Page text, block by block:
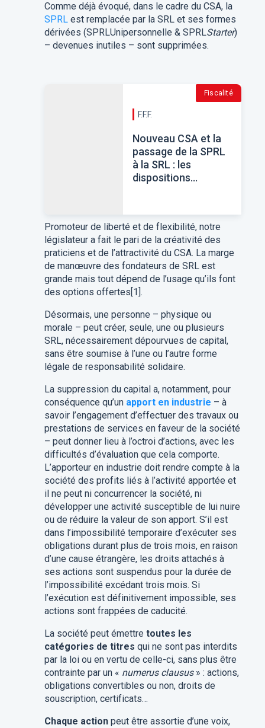
Comme déjà évoqué, dans le cadre du CSA, la
SPRLest remplacée par la SRL et ses formes
dérivées (SPRLUnipersonnelle & SPRLStarter)
– devenues inutiles – sont supprimées.
Fiscalité
F.F.F.
Nouveau CSA et la
passage de la SPRL
à la SRL : les
dispositions
Promoteur de liberté et de flexibilité, notre
législateur a fait le pari de la créativité des
praticiens et de l’attractivité du CSA. La marge
de manœuvre des fondateurs de SRL est
grande mais tout dépend de l’usage qu’ils font
des options offertes[1].
Désormais, une personne – physique ou
morale – peut créer, seule, une ou plusieurs
SRL, nécessairement dépourvues de capital,
sans être soumise à l’une ou l’autre forme
légale de responsabilité solidaire.
La suppression du capital a, notamment, pour
conséquence qu’un apport en industrie – à
savoir l’engagement d’effectuer des travaux ou
prestations de services en faveur de la société
– peut donner lieu à l’octroi d’actions, avec les
difficultés d’évaluation que cela comporte.
L’apporteur en industrie doit rendre compte à la
société des profits liés à l’activité apportée et
il ne peut ni concurrencer la société, ni
développer une activité susceptible de lui nuire
ou de réduire la valeur de son apport. S’il est
dans l’impossibilité temporaire d’exécuter ses
obligations durant plus de trois mois, en raison
d’une cause étrangère, les droits attachés à
ses actions sont suspendus pour la durée de
l’impossibilité excédant trois mois. Si
l’exécution est définitivement impossible, ses
actions sont frappées de caducité.
La société peut émettre toutes les
catégories de titres qui ne sont pas interdits
par la loi ou en vertu de celle-ci, sans plus être
contrainte par un « numerus clausus» : actions,
obligations convertibles ou non, droits de
souscription, certificats…
Chaque action peut être assortie d’une voix,